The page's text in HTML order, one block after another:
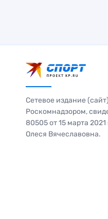
Сетевое издание
Роскомнадзором,
80505 от 15 марта
Олеся Вячеславовна.